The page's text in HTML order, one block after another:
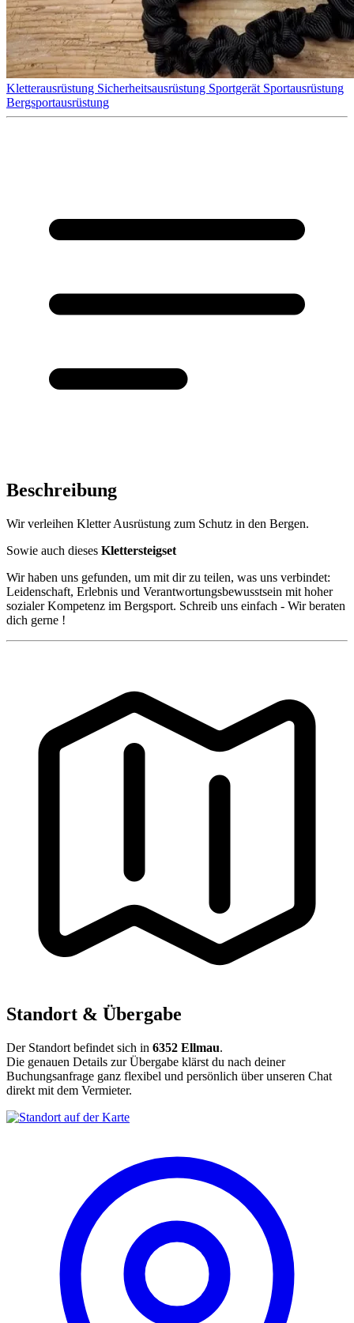
Kletterausrüstung Sicherheitsausrüstung Sportgerät Sportausrüstung
Bergsportausrüstung
Beschreibung
Wir verleihen Kletter Ausrüstung zum Schutz in den Bergen.
Sowie auch dieses Klettersteigset
Wir haben uns gefunden, um mit dir zu teilen, was uns verbindet:
Leidenschaft, Erlebnis und Verantwortungsbewusstsein mit hoher
sozialer Kompetenz im Bergsport. Schreib uns einfach - Wir beraten
dich gerne !
Standort & Übergabe
Der Standort befindet sich in 6352 Ellmau.
Die genauen Details zur Übergabe klärst du nach deiner
Buchungsanfrage ganz flexibel und persönlich über unseren Chat
direkt mit dem Vermieter.